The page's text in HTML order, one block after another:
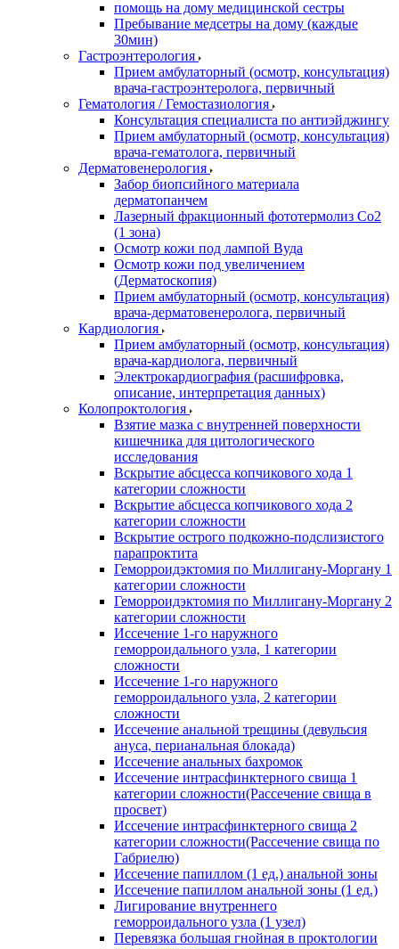
помощь на дому медицинской сестры
Пребывание медсетры на дому (каждые
30мин)
Гастроэнтерология
Прием амбулаторный (осмотр, консультация)
врача-гастроэнтеролога, первичный
Гематология / Гемостазиология
Консультация специалиста по антиэйджингу
Прием амбулаторный (осмотр, консультация)
врача-гематолога, первичный
Дерматовенерология
Забор биопсийного материала
дерматопанчем
Лазерный фракционный фототермолиз Со2
(1 зона)
Осмотр кожи под лампой Вуда
Осмотр кожи под увеличением
(Дерматоскопия)
Прием амбулаторный (осмотр, консультация)
врача-дерматовенеролога, первичный
Кардиология
Прием амбулаторный (осмотр, консультация)
врача-кардиолога, первичный
Электрокардиография (расшифровка,
описание, интерпретация данных)
Колопроктология
Взятие мазка с внутренней поверхности
кишечника для цитологического
исследования
Вскрытие абсцесса копчикового хода 1
категории сложности
Вскрытие абсцесса копчикового хода 2
категории сложности
Вскрытие острого подкожно-подслизистого
парапроктита
Геморроидэктомия по Миллигану-Моргану 1
категории сложности
Геморроидэктомия по Миллигану-Моргану 2
категории сложности
Иссечение 1-го наружного
геморроидального узла, 1 категории
сложности
Иссечение 1-го наружного
геморроидального узла, 2 категории
сложности
Иссечение анальной трещины (девульсия
ануса, перианальная блокада)
Иссечение анальных бахромок
Иссечение интрасфинктерного свища 1
категории сложности(Рассечение свища в
просвет)
Иссечение интрасфинктерного свища 2
категории сложности(Рассечение свища по
Габриелю)
Иссечение папиллом (1 ед.) анальной зоны
Иссечение папиллом анальной зоны (1 ед.)
Лигирование внутреннего
геморроидального узла (1 узел)
Перевязка большая гнойная в проктологии